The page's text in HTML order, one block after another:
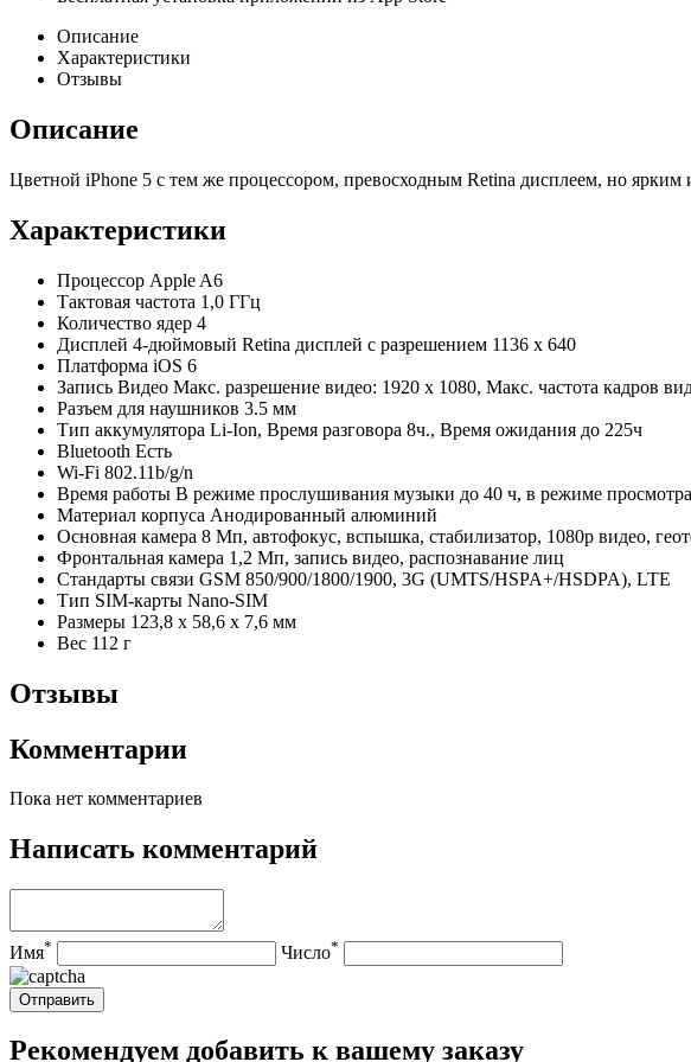
Описание
Характеристики
Отзывы
Описание
Цветной iPhone 5 с тем же процессором, превосходным Retina дисплеем, но
Характеристики
Процессор Apple A6
Тактовая частота 1,0 ГГц
Количество ядер 4
Дисплей 4-дюймовый Retina дисплей с разрешением 1136 х 640
Платформа iOS 6
Запись Видео Макс. разрешение видео: 1920 x 1080, Макс. частота кадров
Разъем для наушников 3.5 мм
Тип аккумулятора Li-Ion, Время разговора 8ч., Время ожидания до 225ч
Bluetooth Есть
Wi-Fi 802.11b/g/n
Время работы В режиме прослушивания музыки до 40 ч, в режиме
Материал корпуса Анодированный алюминий
Основная камера 8 Мп, автофокус, вспышка, стабилизатор, 1080p видео,
Фронтальная камера 1,2 Мп, запись видео, распознавание лиц
Стандарты связи GSM 850/900/1800/1900, 3G (UMTS/HSPA+/HSDPA), LTE
Тип SIM-карты Nano-SIM
Размеры 123,8 х 58,6 х 7,6 мм
Вес 112 г
Отзывы
Комментарии
Пока нет комментариев
Написать комментарий
Имя* Число*
Рекомендуем добавить к вашему заказу